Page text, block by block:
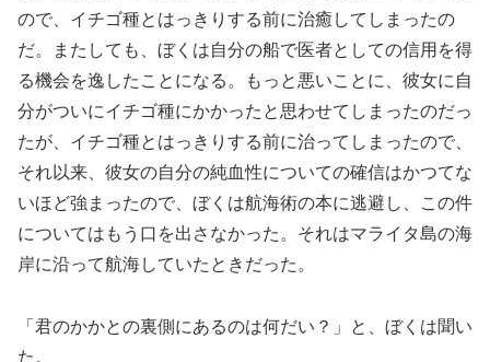
ので、イチゴ種とはっきりする前に治癒してしまったの
だ。またしても、ぼくは自分の船で医者としての信用を得
る機会を逸したことになる。もっと悪いことに、彼女に自
分がついにイチゴ種にかかったと思わせてしまったのだっ
たが、イチゴ種とはっきりする前に治ってしまったので、
それ以来、彼女の自分の純血性についての確信はかつてな
いほど強まったので、ぼくは航海術の本に逃避し、この件
についてはもう口を出さなかった。それはマライタ島の海
岸に沿って航海していたときだった。
「君のかかとの裏側にあるのは何だい？」と、ぼくは聞い
た。